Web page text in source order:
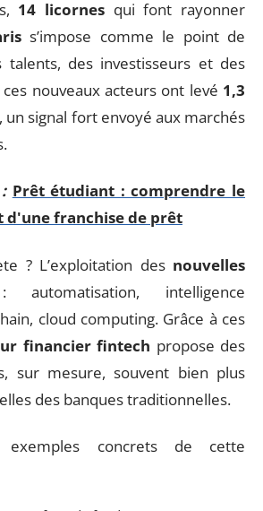
14 licornes qui font rayonner
s’impose comme le point de
talents, des investisseurs et des
nouveaux acteurs ont levé 1,3
, un signal fort envoyé aux marchés
Prêt étudiant : comprendre le
franchise de prêt
? L’exploitation des nouvelles
intelligence
cloud computing. Grâce à ces
financier fintech propose des
sur mesure, souvent bien plus
des banques traditionnelles.
exemples concrets de cette